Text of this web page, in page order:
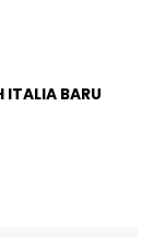
ITALIA BARU